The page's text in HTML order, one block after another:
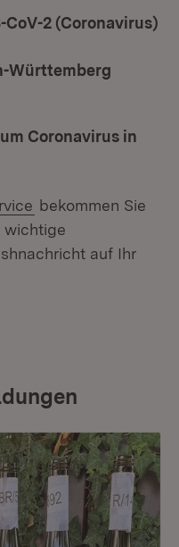
CoV-2 (Coronavirus)
Württemberg
Coronavirus in
bekommen Sie
wichtige
auf Ihr